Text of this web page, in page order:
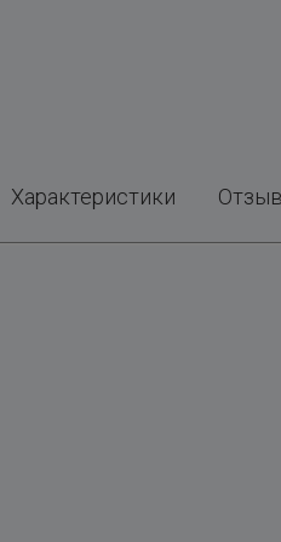
Характеристики